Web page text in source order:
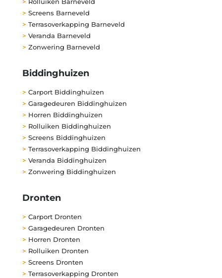
> Screens Barneveld
> Terrasoverkapping Barneveld
> Veranda Barneveld
> Zonwering Barneveld
Biddinghuizen
> Carport Biddinghuizen
> Garagedeuren Biddinghuizen
> Horren Biddinghuizen
> Rolluiken Biddinghuizen
> Screens Biddinghuizen
> Terrasoverkapping Biddinghuizen
> Veranda Biddinghuizen
> Zonwering Biddinghuizen
Dronten
> Carport Dronten
> Garagedeuren Dronten
> Horren Dronten
> Rolluiken Dronten
> Screens Dronten
> Terrasoverkapping Dronten